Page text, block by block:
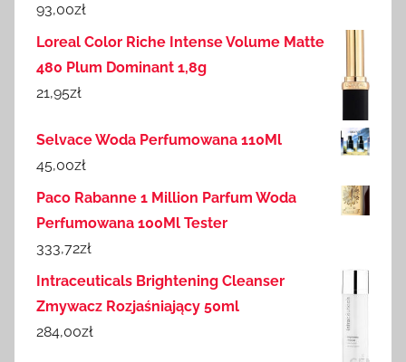
93,00zł
Loreal Color Riche Intense Volume Matte
480 Plum Dominant 1,8g
21,95zł
Selvace Woda Perfumowana 110Ml
45,00zł
Paco Rabanne 1 Million Parfum Woda
Perfumowana 100Ml Tester
333,72zł
Intraceuticals Brightening Cleanser
Zmywacz Rozjaśniający 50ml
284,00zł